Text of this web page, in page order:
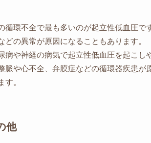
循環不全で最も多いのが起立性低血圧で
どの異常が原因になることもあります。
病や神経の病気で起立性低血圧を起こし
脈や心不全、弁膜症などの循環器疾患が
す。
他